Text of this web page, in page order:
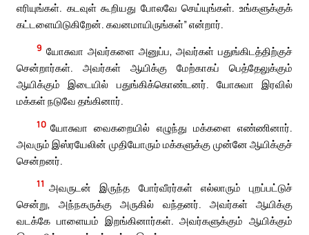
எரியுங்கள். கடவுள் கூறியது போலவே செய்யுங்கள். உங்களுக்குக்
கட்டளையிடுகிறேன். கவனமாயிருங்கள்” என்றார்.
9 யோசுவா அவர்களை அனுப்ப, அவர்கள் பதுங்கிடத்திற்குச்
சென்றார்கள். அவர்கள் ஆயிக்கு மேற்காகப் பெத்தேலுக்கும்
ஆயிக்கும் இடையில் பதுங்கிக்கொண்டனர். யோசுவா இரவில்
மக்கள் நடுவே தங்கினார்.
10 யோசுவா வைகறையில் எழுந்து மக்களை எண்ணினார்.
அவரும் இஸ்ரயேலின் முதியோரும் மக்களுக்கு முன்னே ஆயிக்குச்
சென்றனர்.
11 அவருடன் இருந்த போர்வீரர்கள் எல்லாரும் புறப்பட்டுச்
சென்று, அந்நகருக்கு அருகில் வந்தனர். அவர்கள் ஆயிக்கு
வடக்கே பாளையம் இறங்கினார்கள். அவர்களுக்கும் ஆயிக்கும்